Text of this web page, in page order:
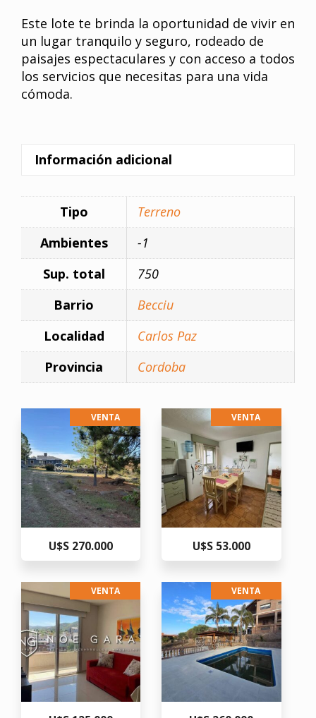
Este lote te brinda la oportunidad de vivir en
un lugar tranquilo y seguro, rodeado de
paisajes espectaculares y con acceso a todos
los servicios que necesitas para una vida
cómoda.
Información adicional
Tipo
Terreno
Ambientes
-1
Sup. total
750
Barrio
Becciu
Localidad
Carlos Paz
Provincia
Cordoba
VENTA
U$S 270.000
VENTA
U$S 53.000
VENTA VENTA